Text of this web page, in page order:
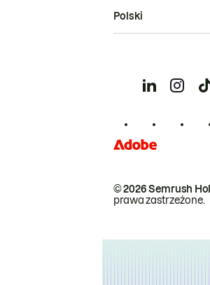
© 2026 Semrush
prawa zastrzeżone.
Polski